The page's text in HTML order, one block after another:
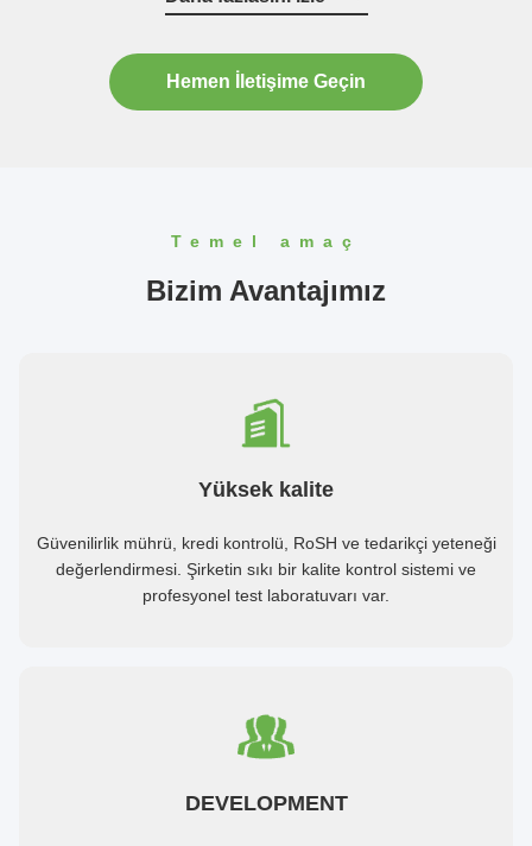
onayladı.Ürün ...
Hemen İletişime Geçin
Temel amaç
Bizim Avantajımız
Yüksek kalite
Güvenilirlik mührü, kredi kontrolü, RoSH ve tedarikçi yeteneği
değerlendirmesi. Şirketin sıkı bir kalite kontrol sistemi ve
profesyonel test laboratuvarı var.
DEVELOPMENT